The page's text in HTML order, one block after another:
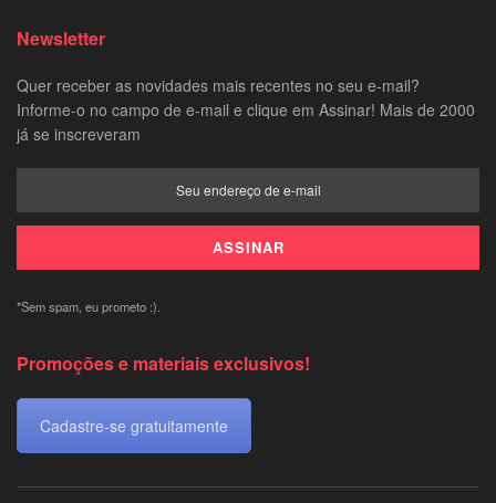
Newsletter
Quer receber as novidades mais recentes no seu e-mail?
Informe-o no campo de e-mail e clique em Assinar! Mais de 2000
já se inscreveram
*Sem spam, eu prometo :).
Promoções e materiais exclusivos!
Cadastre-se gratuitamente